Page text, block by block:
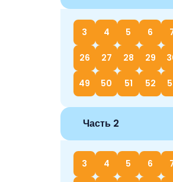
3 4 5 6
26 27 28 29
49 50 51 52
Часть 2
3 4 5 6